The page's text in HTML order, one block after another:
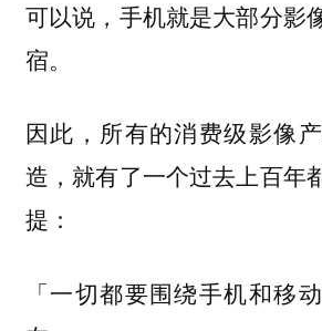
可以说，手机就是大部分影
宿。
因此，所有的消费级影像
造，就有了一个过去上百年
提：
「一切都要围绕手机和移